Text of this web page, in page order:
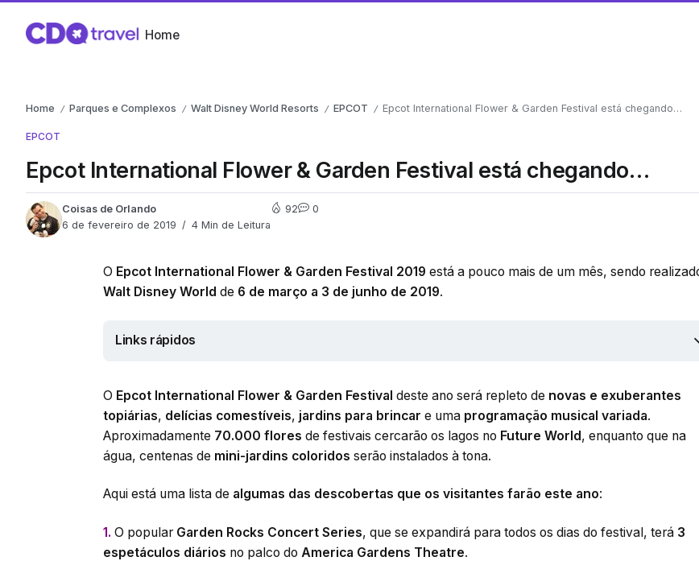
Home
Home / Parques e Complexos / Walt Disney World Resorts / EPCOT / Epcot International Flower & Garden Festival está chegando…
EPCOT
Epcot International Flower & Garden Festival está chegando…
Coisas de Orlando
6 de fevereiro de 2019
4 Min de Leitura
92 0
O Epcot International Flower & Garden Festival 2019 está a pouco mais de um mês, sendo
Walt Disney World de 6 de março a 3 de junho de 2019.
Links rápidos
O Epcot International Flower & Garden Festival deste ano será repleto de novas e exuberantes
topiárias, delícias comestíveis, jardins para brincar e uma programação musical variada.
Aproximadamente 70.000 flores de festivais cercarão os lagos no Future World, enquanto que na
água, centenas de mini-jardins coloridos serão instalados à tona.
Aqui está uma lista de algumas das descobertas que os visitantes farão este ano:
1. O popular Garden Rocks Concert Series, que se expandirá para todos os dias do festival, terá 3
espetáculos diários no palco do America Gardens Theatre.